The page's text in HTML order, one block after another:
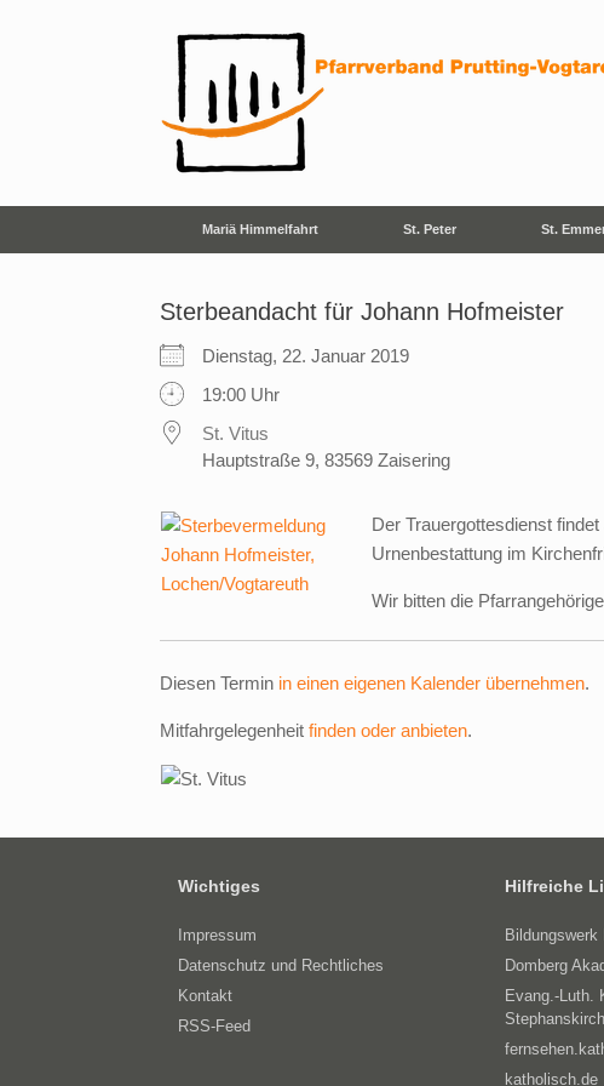
Mariä Himmelfahrt St. Peter St.
Sterbeandacht für Johann Hofmeister
Dienstag, 22. Januar 2019
19:00 Uhr
St. Vitus
Hauptstraße 9, 83569 Zaisering
Der Trauergottesdienst
Urnenbestattung im
Wir bitten die
Diesen Termin in einen eigenen Kalender übernehmen.
Mitfahrgelegenheit finden oder anbieten.
Wichtiges
Impressum
Datenschutz und Rechtliches
Kontakt
RSS-Feed
Hilfreiche
Bildungswerk
Domberg
Evang.-Luth.
katholisch.de